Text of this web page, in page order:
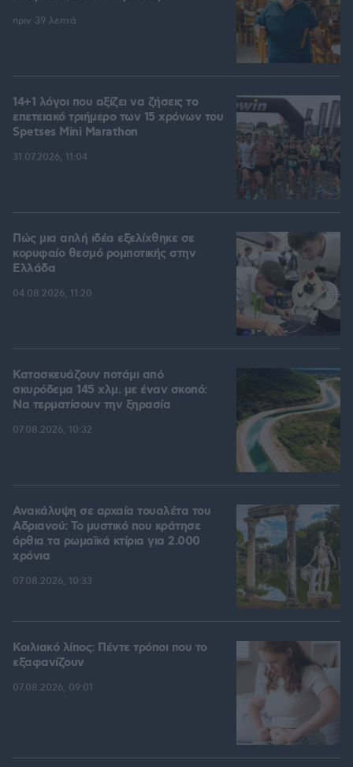
πριν 39 λεπτά
14+1 λόγοι που αξίζει να ζήσεις το
επετειακό τριήμερο των 15 χρόνων του
Spetses Mini Marathon
31.07.2026, 11:04
Πώς μια απλή ιδέα εξελίχθηκε σε
κορυφαίο θεσμό ρομποτικής στην
Ελλάδα
04.08.2026, 11:20
Κατασκευάζουν ποτάμι από
σκυρόδεμα 145 χλμ. με έναν σκοπό:
Να τερματίσουν την ξηρασία
07.08.2026, 10:32
Ανακάλυψη σε αρχαία τουαλέτα του
Αδριανού: Το μυστικό που κράτησε
όρθια τα ρωμαϊκά κτίρια για 2.000
χρόνια
07.08.2026, 10:33
Κοιλιακό λίπος: Πέντε τρόποι που το
εξαφανίζουν
07.08.2026, 09:01